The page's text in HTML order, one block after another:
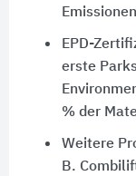
EPD-
erste
% der
Weitere
B.